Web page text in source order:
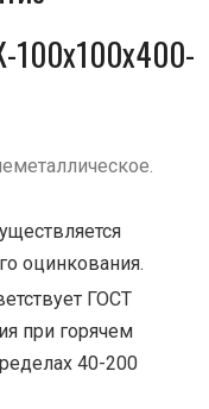
100х100х400-
оцинкования.
ГОСТ
при горячем
40-200